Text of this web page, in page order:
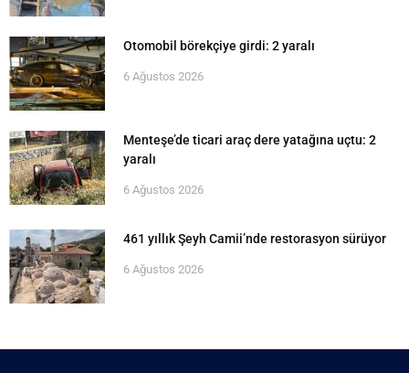
Otomobil börekçiye girdi: 2 yaralı
6 Ağustos 2026
Menteşe’de ticari araç dere yatağına uçtu: 2
yaralı
6 Ağustos 2026
461 yıllık Şeyh Camii’nde restorasyon sürüyor
6 Ağustos 2026